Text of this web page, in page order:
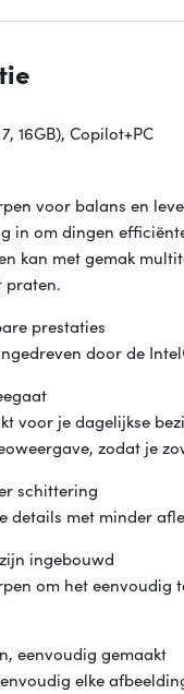
16GB), Copilot+PC
voor balans en
in om dingen
kan met gemak
praten.
prestaties
door de
voor je dagelijkse
zodat je
schittering
details met minder
ingebouwd
om het
eenvoudig gemaakt
elke